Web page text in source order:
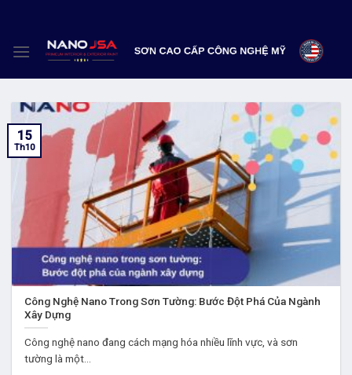
content
Công Nghệ Nano Trong Sơn Tường: Bước Đột Phá Của Ngành
Xây Dựng
Công nghệ nano đang cách mạng hóa nhiều lĩnh vực, và sơn
tường là một...
15
Th10